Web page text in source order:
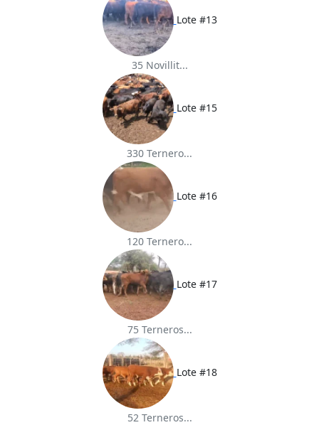
Lote #13
35 Novillit...
Lote #15
330 Ternero...
Lote #16
120 Ternero...
Lote #17
75 Terneros...
Lote #18
52 Terneros...